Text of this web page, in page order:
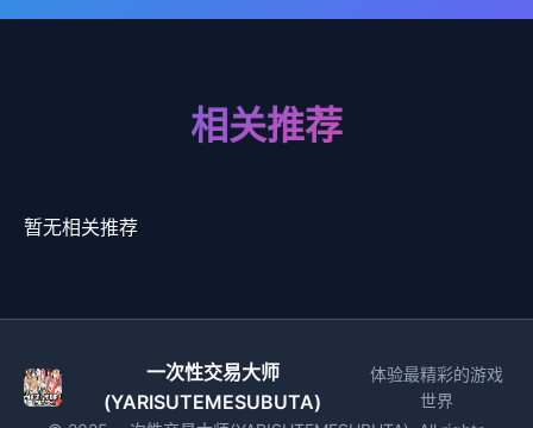
相关推荐
暂无相关推荐
一次性交易大师
(YARISUTEMESUBUTA)
体验最精彩的游戏
世界